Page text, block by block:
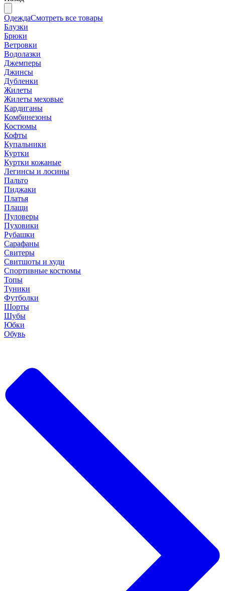
ОдеждаСмотреть все товары
Блузки
Брюки
Ветровки
Водолазки
Джемперы
Джинсы
Дубленки
Жилеты
Жилеты меховые
Кардиганы
Комбинезоны
Костюмы
Кофты
Купальники
Куртки
Куртки кожаные
Легинсы и лосины
Пальто
Пиджаки
Платья
Плащи
Пуловеры
Пуховики
Рубашки
Сарафаны
Свитеры
Свитшоты и худи
Спортивные костюмы
Топы
Туники
Футболки
Шорты
Шубы
Юбки
Обувь